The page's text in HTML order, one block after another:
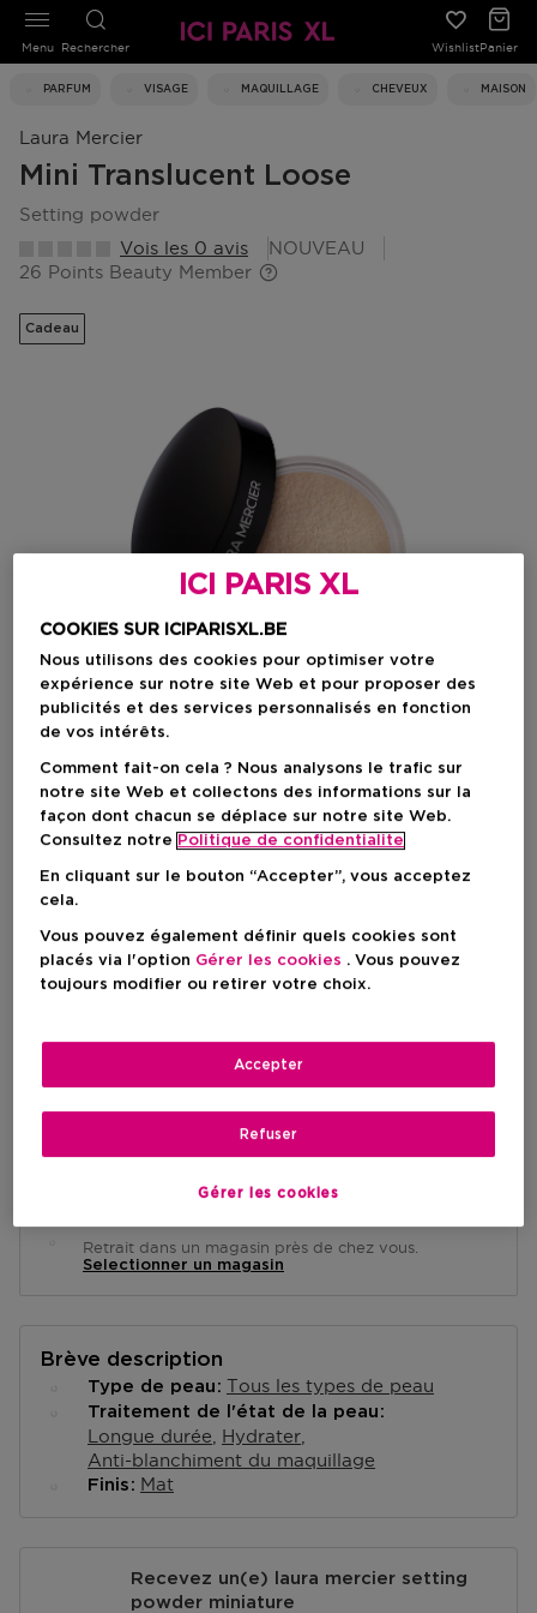
Rechercher WishlistPanier
PARFUM VISAGE MAQUILLAGE CHEVEUX MAISON
Menu
Laura Mercier
Mini Translucent Loose
setting powder
Vois les 0 avis
NOUVEAU
26 Points Beauty Member
Cadeau
Choisissez votre couleur
TRANSLUCENT
26,50 €
Livraison à domicile
En stock-
Retrait dans un magasin près de chez vous.
Selectionner un magasin
Brève description
Type de peau Tous les types de peau
Traitement de l'état de la peau
Longue durée Hydrater
Anti-blanchiment du maquillage
Finis Mat
Recevez un(e) laura mercier setting
powder miniature
ICI PARIS XL
COOKIES SUR ICIPARISXL.BE
Nous utilisons des cookies pour optimiser votre
expérience sur notre site Web et pour proposer des
publicités et des services personnalisés en fonction
de vos intérêts.
Comment fait-on cela ? Nous analysons le trafic sur
notre site Web et collectons des informations sur la
façon dont chacun se déplace sur notre site Web.
Consultez notre Politique de confidentialite
En cliquant sur le bouton “Accepter”, vous acceptez
cela.
Vous pouvez également définir quels cookies sont
placés via l'option Gérer les cookies . Vous pouvez
toujours modifier ou retirer votre choix.
Gérer les cookies
Refuser
Accepter